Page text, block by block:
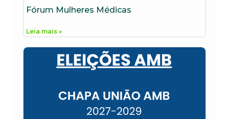
Fórum Mulheres Médicas
Leia mais »